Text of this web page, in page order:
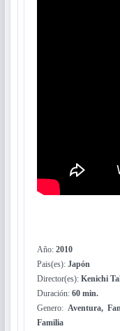
Año: 2010
Pais(es): Japón
Director(es): Kenichi
Duración: 60 min.
Genero: Aventura,
Familia